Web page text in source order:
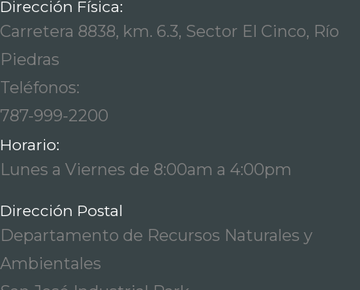
Dirección Física:
Carretera 8838, km. 6.3, Sector El Cinco, Río
Piedras
Teléfonos:
787-999-2200
Horario:
Lunes a Viernes de 8:00am a 4:00pm
Dirección Postal
Departamento de Recursos Naturales y
Ambientales